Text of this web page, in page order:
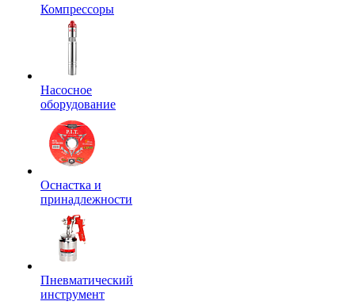
Компрессоры
Насосное
оборудование
Оснастка и
принадлежности
Пневматический
инструмент